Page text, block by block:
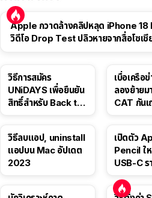
Apple กวาดล้างคลิปหลุด iPhone 18
วิดีโอ Drop Test ปลิวหายจากสื่อโซเชี
วิธีการสมัคร
UNiDAYS เพื่อยืนยัน
สิทธิ์สำหรับ Back to
เบื่อเครือ
ลองย้าย
CAT กันเ
วิธีลบแอป, uninstall
แอปบน Mac อัปเดต
2023
เปิดตัว
Pencil ใ
USB-C ร
นี้